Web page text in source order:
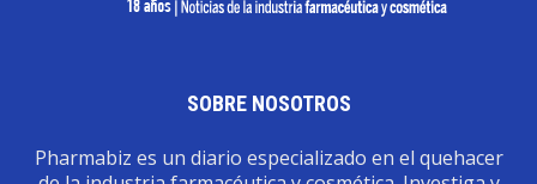
SOBRE NOSOTROS
Pharmabiz es un diario especializado en el quehacer